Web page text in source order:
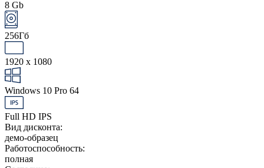
8 Gb
256Гб
1920 x 1080
Windows 10 Pro 64
Full HD IPS
Вид дисконта:
демо-образец
Работоспособность:
полная